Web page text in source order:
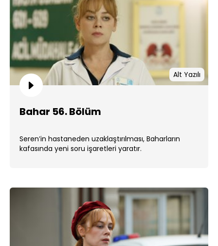
Alt Yazılı
Bahar 56. Bölüm
Seren’in hastaneden uzaklaştırılması, Baharların
kafasında yeni soru işaretleri yaratır.